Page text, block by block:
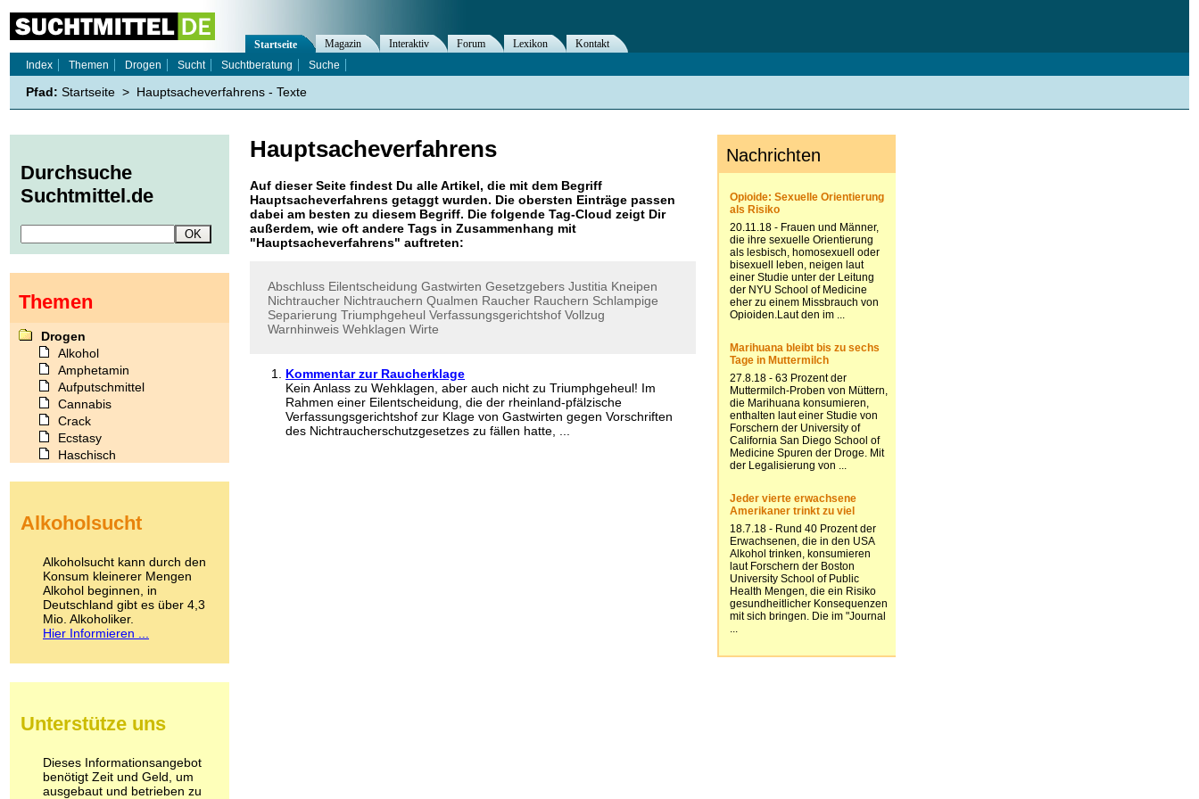
Hauptsacheverfahrens
Auf dieser Seite findest Du alle Artikel, die mit dem Begriff
Hauptsacheverfahrens getaggt wurden. Die obersten Einträge passen
dabei am besten zu diesem Begriff. Die folgende Tag-Cloud zeigt Dir
außerdem, wie oft andere Tags in Zusammenhang mit
"Hauptsacheverfahrens" auftreten:
Abschluss Eilentscheidung Gastwirten Gesetzgebers Justitia Kneipen
Nichtraucher Nichtrauchern Qualmen Raucher Rauchern Schlampige
Separierung Triumphgeheul Verfassungsgerichtshof Vollzug
Warnhinweis Wehklagen Wirte
Kommentar zur Raucherklage
Kein Anlass zu Wehklagen, aber auch nicht zu Triumphgeheul! Im
Rahmen einer Eilentscheidung, die der rheinland-pfälzische
Verfassungsgerichtshof zur Klage von Gastwirten gegen Vorschriften
des Nichtraucherschutzgesetzes zu fällen hatte, ...
Startseite Magazin Interaktiv Forum Lexikon
Kontakt
Index
Themen Drogen Sucht Suchtberatung Suche
Pfad: Startseite > Hauptsacheverfahrens - Texte
Durchsuche
Suchtmittel.de
Themen
Drogen
Alkohol
Amphetamin
Aufputschmittel
Cannabis
Crack
Ecstasy
Haschisch
Kokain
LSD
Marihuana
Medikamente
Meskalin
Metamphetamin
Methadon
Pilze
Psychopharmaka
Schlafmittel
Schmerzmittel
Alkoholsucht
Alkoholsucht kann durch den
Konsum kleinerer Mengen
Alkohol beginnen, in
Deutschland gibt es über 4,3
Mio. Alkoholiker.
Hier Informieren ...
Unterstütze uns
Dieses Informationsangebot
benötigt Zeit und Geld, um
ausgebaut und betrieben zu